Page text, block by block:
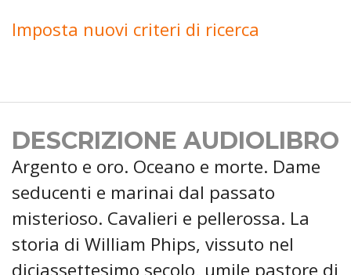
Imposta nuovi criteri di ricerca
DESCRIZIONE AUDIOLIBRO
Argento e oro. Oceano e morte. Dame
seducenti e marinai dal passato
misterioso. Cavalieri e pellerossa. La
storia di William Phips, vissuto nel
diciassettesimo secolo, umile pastore di